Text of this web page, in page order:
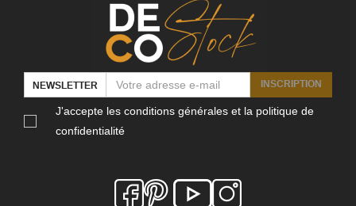
NEWSLETTER INSCRIPTION
J'accepte les conditions générales et la politique de
confidentialité